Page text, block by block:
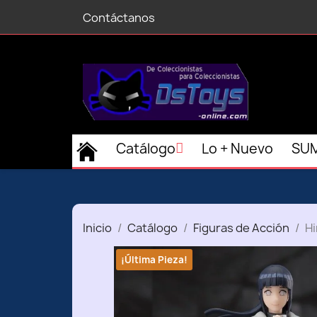
Contáctanos
Catálogo Lo + Nuevo
Inicio Catálogo Figuras de Acción
¡Última Pieza!